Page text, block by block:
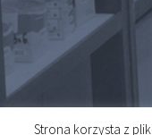
Strona korzysta z